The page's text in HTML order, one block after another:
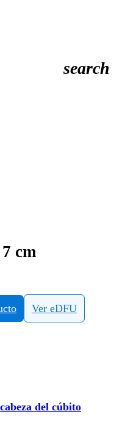
search
cm
Ver eDFU
del cúbito